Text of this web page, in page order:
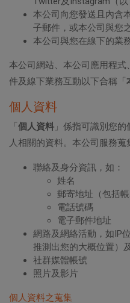
本公司向您發送且內含
子郵件，或本公司與您
本公司與您在線下的業
本公司網站、本公司應用程
件及線下業務互動以下合稱「
個人資料
「個人資料 」係指可識別您
人相關的資料。本公司服務蒐
聯絡及身分資訊，如：
姓名
郵寄地址（包括帳
電話號碼
電子郵件地址
網路及網絡活動，如IP
推測出您的大概位置）
社群媒體帳號
照片及影片
個人資料之蒐集